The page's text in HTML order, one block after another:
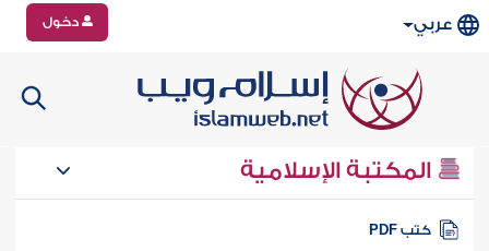
عربي دخول
المكتبة الإسلامية